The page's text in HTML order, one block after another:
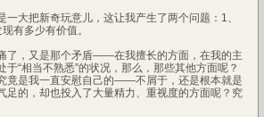
大把新奇玩意儿，这让我产生了两个问题：1、
有多少有价值。
，又是那个矛盾——在我擅长的方面，在我的主
“相当不熟悉”的状况，那么，那些其他方面呢？
竟是我一直安慰自己的——不屑于，还是根本就是
足的，却也投入了大量精力、重视度的方面呢？究